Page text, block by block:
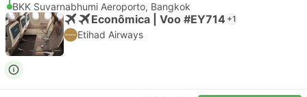
BKK Suvarnabhumi Aeroporto, Bangkok
Econômica | Voo #EY714 +1
Etihad Airways